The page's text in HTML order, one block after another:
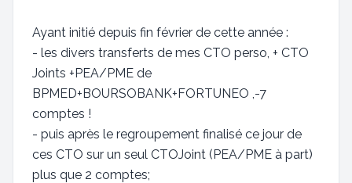
Ayant initié depuis fin février de cette année :
- les divers transferts de mes CTO perso, + CTO
Joints +PEA/PME de
BPMED+BOURSOBANK+FORTUNEO ,-7
comptes !
- puis après le regroupement finalisé ce jour de
ces CTO sur un seul CTOJoint (PEA/PME à part)
plus que 2 comptes;